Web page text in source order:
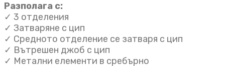
Разполага с:
✓ 3 отделения
✓ Затваряне с цип
✓ Средното отделение се затваря с цип
✓ Вътрешен джоб с цип
✓ Метални елементи в сребърно